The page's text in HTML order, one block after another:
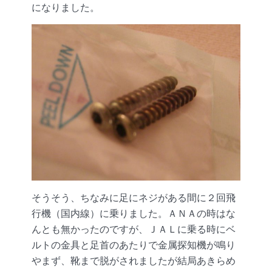
になりました。
そうそう、ちなみに足にネジがある間に２回飛
行機（国内線）に乗りました。ＡＮＡの時はな
んとも無かったのですが、ＪＡＬに乗る時にベ
ルトの金具と足首のあたりで金属探知機が鳴り
やまず、靴まで脱がされましたが結局あきらめ